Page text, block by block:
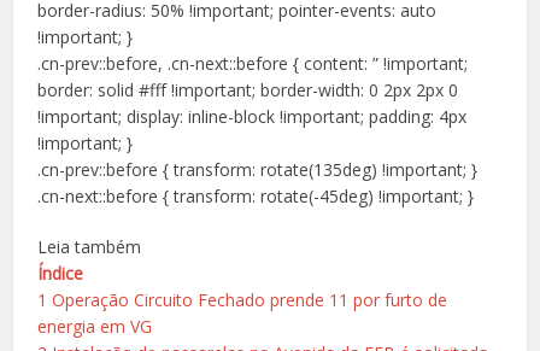
border-radius: 50% !important; pointer-events: auto
!important; }
.cn-prev::before, .cn-next::before { content: ” !important;
border: solid #fff !important; border-width: 0 2px 2px 0
!important; display: inline-block !important; padding: 4px
!important; }
.cn-prev::before { transform: rotate(135deg) !important; }
.cn-next::before { transform: rotate(-45deg) !important; }
Leia também
Índice
1 Operação Circuito Fechado prende 11 por furto de
energia em VG